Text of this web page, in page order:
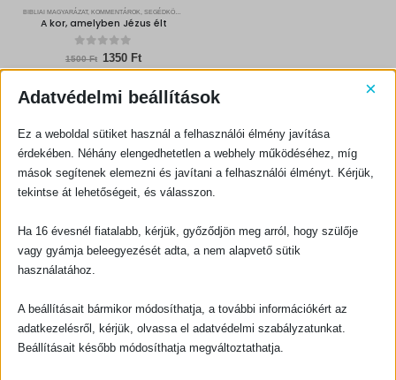
BIBLIAI MAGYARÁZAT, KOMMENTÁROK, SEGÉDKÖNYVEK
A kor, amelyben Jézus élt
0out of 5
1500Ft
Original
price
1500 Ft.
1350 FtCurrent
price
1350 Ft.
TOVÁBB OLVASOM
KAPCSOLATFELVÉTEL
Evangéliumi Kiadó
CÍM:
+36-1-311-5860
Adatvédelmi beállítások ×
Ez a weboldal sütiket használ a felhasználói élmény javítása
érdekében. Néhány elengedhetetlen a webhely működéséhez, míg
mások segítenek elemezni és javítani a felhasználói élményt. Kérjük,
tekintse át lehetőségeit, és válasszon.
Ha 16 évesnél fiatalabb, kérjük, győződjön meg arról, hogy szülője
vagy gyámja beleegyezését adta, a nem alapvető sütik
használatához.
A beállításait bármikor módosíthatja, a további információkért az
adatkezelésről, kérjük, olvassa el adatvédelmi szabályzatunkat.
Beállításait később módosíthatja megváltoztathatja.